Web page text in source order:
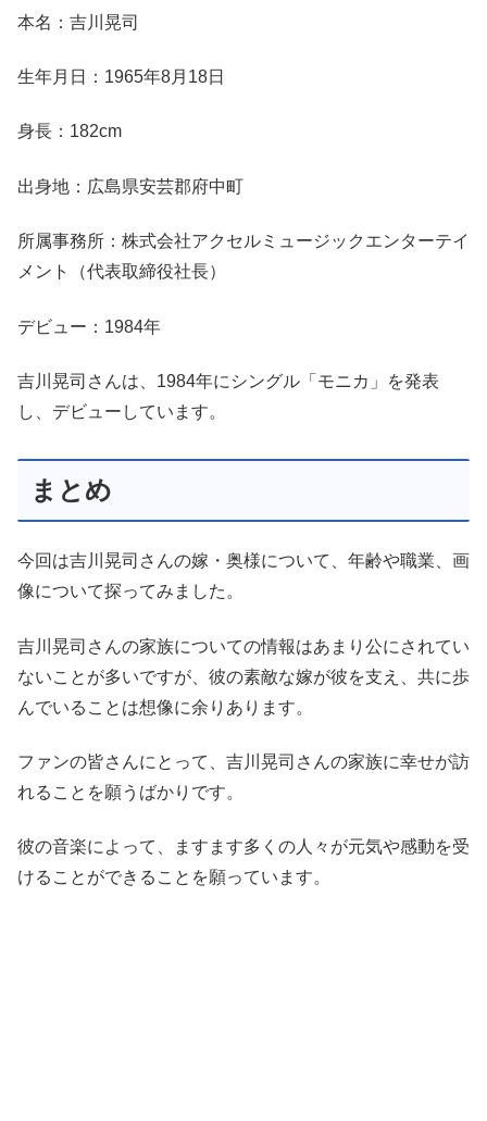
本名：吉川晃司
生年月日：1965年8月18日
身長：182cm
出身地：広島県安芸郡府中町
所属事務所：株式会社アクセルミュージックエンターテイ
メント（代表取締役社長）
デビュー：1984年
吉川晃司さんは、1984年にシングル「モニカ」を発表
し、デビューしています。
まとめ
今回は吉川晃司さんの嫁・奥様について、年齢や職業、画
像について探ってみました。
吉川晃司さんの家族についての情報はあまり公にされてい
ないことが多いですが、彼の素敵な嫁が彼を支え、共に歩
んでいることは想像に余りあります。
ファンの皆さんにとって、吉川晃司さんの家族に幸せが訪
れることを願うばかりです。
彼の音楽によって、ますます多くの人々が元気や感動を受
けることができることを願っています。